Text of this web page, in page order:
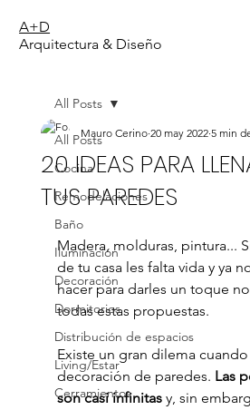
Arquitectura & Diseño
A+D
All Posts
Cocina
Remodelaciones
Baño
Iluminación
Decoración
Dormitorios
Distribución de espacios
Living/Estar
Cerramientos
All Posts
20 IDEAS PARA
TUS PAREDES
Mauro Cerino 20 may 2022 5 min
Madera, molduras, pintura...
de tu casa les falta vida y ya
hacer para darles un toque
todas estas propuestas.
Existe un gran dilema
decoración de paredes. Las
son casi infinitas y, sin